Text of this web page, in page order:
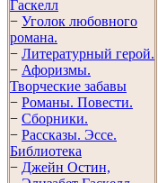
Гaскелл
− Уголок любовного
романа.
− Литературный герой.
− Афоризмы.
Творческие забавы
− Романы. Повести.
− Сборники.
− Рассказы. Эссe.
Библиотека
− Джейн Остин,